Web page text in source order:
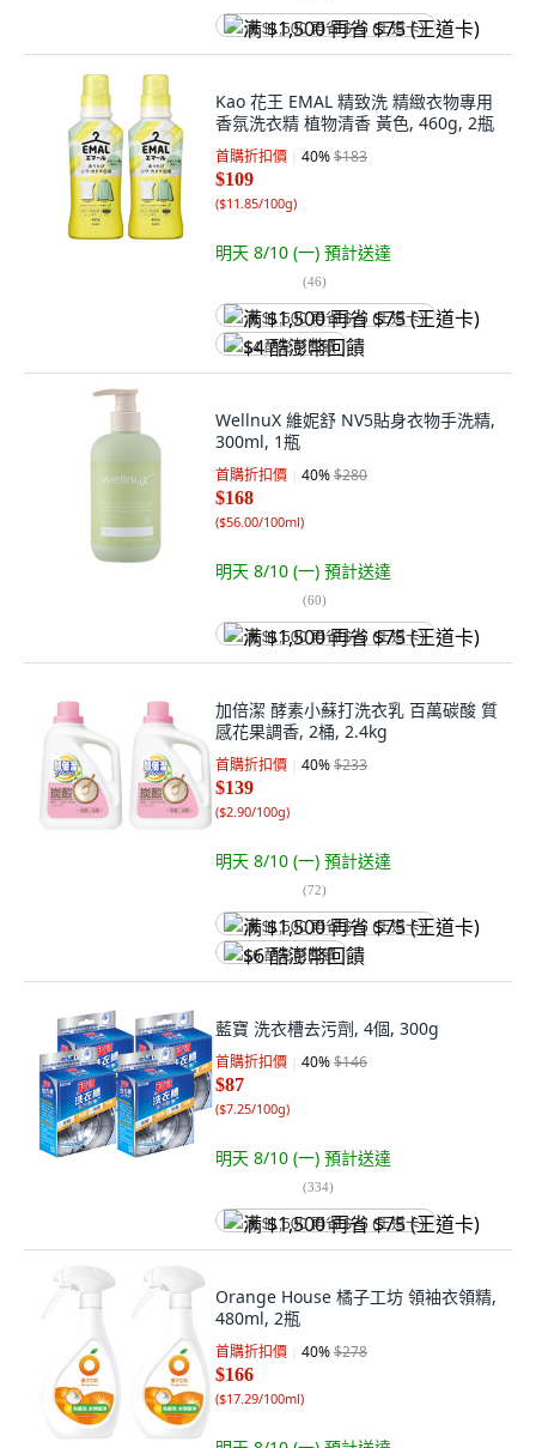
满 $1,500 再省 $75 (王道卡)
Kao 花王 EMAL 精致洗 精緻衣物專用
香氛洗衣精 植物清香 黃色, 460g, 2瓶
首購折扣價 40%$183
$109
($11.85/100g)
明天 8/10 (一) 預計送達
(46)
满 $1,500 再省 $75 (王道卡)
$4 酷澎幣回饋
WellnuX 維妮舒 NV5貼身衣物手洗精,
300ml, 1瓶
首購折扣價 40%$280
$168
($56.00/100ml)
明天 8/10 (一) 預計送達
(60)
满 $1,500 再省 $75 (王道卡)
加倍潔 酵素小蘇打洗衣乳 百萬碳酸 質
感花果調香, 2桶, 2.4kg
首購折扣價 40%$233
$139
($2.90/100g)
明天 8/10 (一) 預計送達
(72)
满 $1,500 再省 $75 (王道卡)
$6 酷澎幣回饋
藍寶 洗衣槽去污劑, 4個, 300g
首購折扣價 40%$146
$87
($7.25/100g)
明天 8/10 (一) 預計送達
(334)
满 $1,500 再省 $75 (王道卡)
Orange House 橘子工坊 領袖衣領精,
480ml, 2瓶
首購折扣價 40%$278
$166
($17.29/100ml)